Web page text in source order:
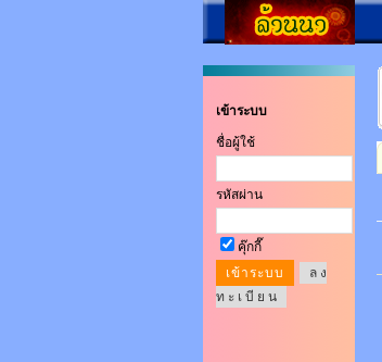
เข้าระบบ
ชื่อผู้ใช้
รหัสผ่าน
คุ๊กกี๊
ล ง
ท ะ เ บี ย น